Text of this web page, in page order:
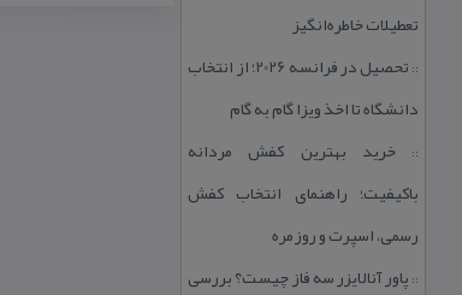
تعطیلات خاطره‌انگیز
::
تحصیل در فرانسه 2026؛ از انتخاب
دانشگاه تا اخذ ویزا گام به گام
::خرید بهترین كفش مردانه
باكیفیت؛ راهنمای انتخاب كفش
رسمی، اسپرت و روزمره
:: پاور آنالایزر سه فاز چیست؟ بررسی